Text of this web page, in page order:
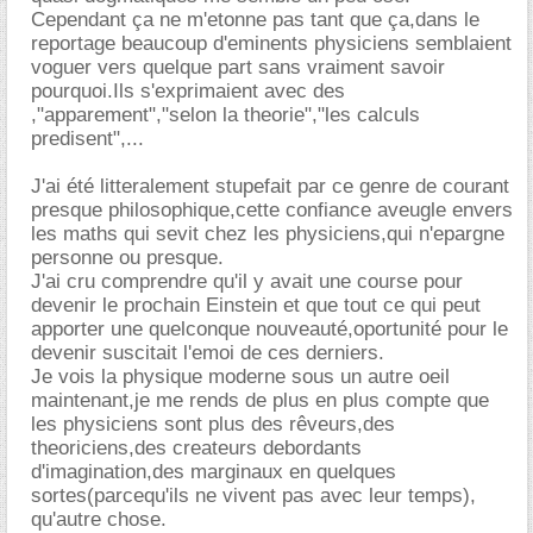
Cependant ça ne m'etonne pas tant que ça,dans le
reportage beaucoup d'eminents physiciens semblaient
voguer vers quelque part sans vraiment savoir
pourquoi.Ils s'exprimaient avec des
,"apparement","selon la theorie","les calculs
predisent",...
J'ai été litteralement stupefait par ce genre de courant
presque philosophique,cette confiance aveugle envers
les maths qui sevit chez les physiciens,qui n'epargne
personne ou presque.
J'ai cru comprendre qu'il y avait une course pour
devenir le prochain Einstein et que tout ce qui peut
apporter une quelconque nouveauté,oportunité pour le
devenir suscitait l'emoi de ces derniers.
Je vois la physique moderne sous un autre oeil
maintenant,je me rends de plus en plus compte que
les physiciens sont plus des rêveurs,des
theoriciens,des createurs debordants
d'imagination,des marginaux en quelques
sortes(parcequ'ils ne vivent pas avec leur temps),
qu'autre chose.